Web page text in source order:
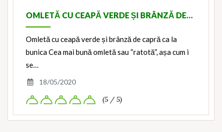
OMLETĂ CU CEAPĂ VERDE ȘI BRÂNZĂ DE…
Omletă cu ceapă verde și brânză de capră ca la
bunica Cea mai bună omletă sau “ratotă”, așa cum i
se…
18/05/2020
(5 / 5)